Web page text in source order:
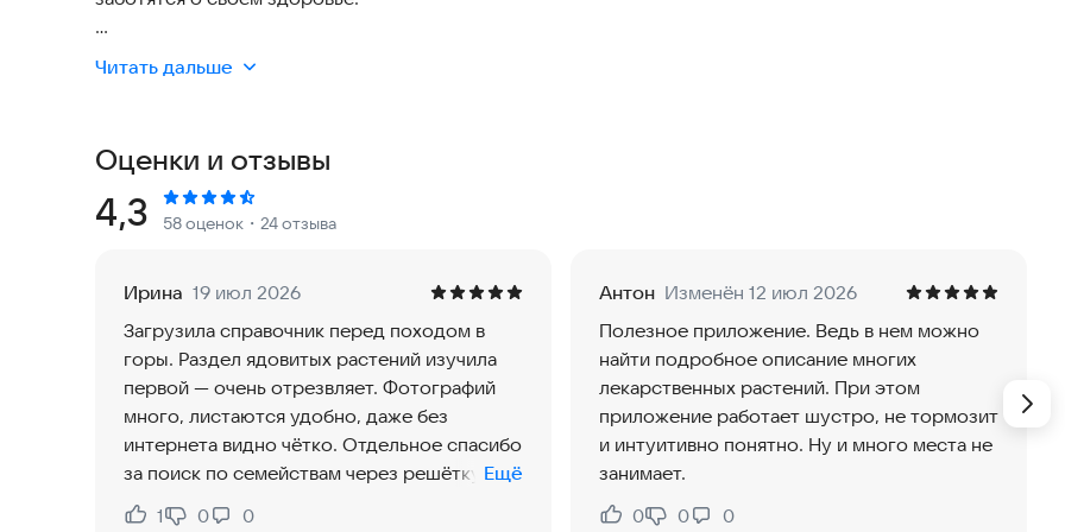
Приложение содержит три основных раздела:
1. «Фрукты и ягоды»;
Также имеется раздел «Избранное», с помощью которого можно создать собственный список
лекарственных растений.
На данный момент в приложении описано около 200 видов растений.
Для каждого лекарственного растения приведено название на русском и латинском языках,
положение в системе классификации, а также подробное описание, которое содержит следующие
абзацы:
• Ботаническая характеристика растения;
• Места произрастания;
• Заготовка и химический состав сырья;
• Фармакологические свойства;
Читать дальше
Оценки и отзывы
Рейтинг:
4,3 58 оценок ・24 отзыва
Ирина 19 июл 2026
Загрузила справочник перед походом в
горы. Раздел ядовитых растений изучила
первой — очень отрезвляет. Фотографий
много, листаются удобно, даже без
интернета видно чётко. Отдельное спасибо
за поиск по семействам через решётку,
сразу отсеяла зонтичные. Теперь собираю
Ещё
1 0 0
Антон Изменён 12 июл 2026
Полезное приложение. Ведь в нем можно
найти подробное описание многих
лекарственных растений. При этом
приложение работает шустро, не тормозит
и интуитивно понятно. Ну и много места не
занимает.
0 0 0